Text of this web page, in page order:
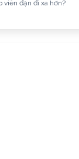
viên đạn đi xa hơn?